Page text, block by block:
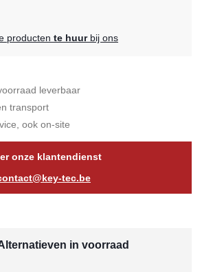
producten te huurbij ons
leverbaar
transport
ook on-site
onze klantendienst
tec.be
in voorraad